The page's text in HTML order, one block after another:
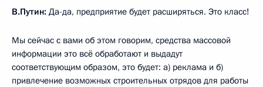
В.Путин: Да-да, предприятие будет расширяться. Это класс!
Мы сейчас с вами об этом говорим, средства массовой
информации это всё обработают и выдадут
соответствующим образом, это будет: а) реклама и б)
привлечение возможных строительных отрядов для работы